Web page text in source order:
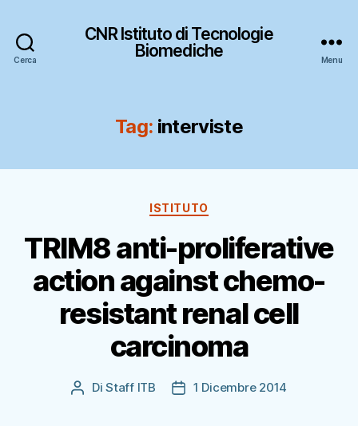
Cerca
CNR Istituto di Tecnologie
Biomediche
Menu
Tag: interviste
Categorie
ISTITUTO
TRIM8 anti-proliferative
action against chemo-
resistant renal cell
carcinoma
Autore
DiStaff ITB
Data1 Dicembre 2014